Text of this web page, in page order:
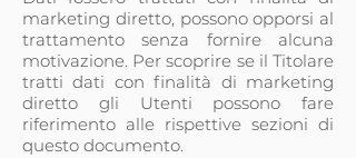
marketing diretto, possono opporsi al
trattamento senza fornire alcuna
motivazione. Per scoprire se il Titolare
tratti dati con finalità di marketing
diretto gli Utenti possono fare
riferimento alle rispettive sezioni di
questo documento.